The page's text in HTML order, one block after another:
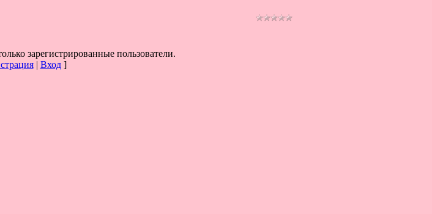
зарегистрированные пользователи.
| Вход]